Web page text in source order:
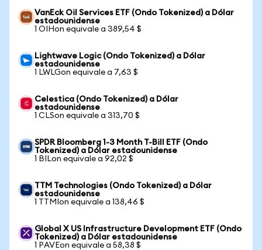
VanEck Oil Services ETF (Ondo Tokenized) a Dólar
estadounidense
1 OIHon equivale a 389,54 $
Lightwave Logic (Ondo Tokenized) a Dólar
estadounidense
1 LWLGon equivale a 7,63 $
Celestica (Ondo Tokenized) a Dólar
estadounidense
1 CLSon equivale a 313,70 $
SPDR Bloomberg 1-3 Month T-Bill ETF (Ondo
Tokenized) a Dólar estadounidense
1 BILon equivale a 92,02 $
TTM Technologies (Ondo Tokenized) a Dólar
estadounidense
1 TTMIon equivale a 138,46 $
Global X US Infrastructure Development ETF (Ondo
Tokenized) a Dólar estadounidense
1 PAVEon equivale a 58,38 $